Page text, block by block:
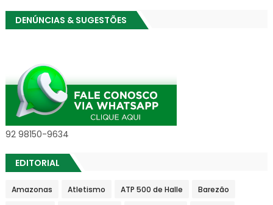
DENÚNCIAS & SUGESTÕES
92 98150-9634
EDITORIAL
Amazonas Atletismo ATP 500 de Halle Barezão